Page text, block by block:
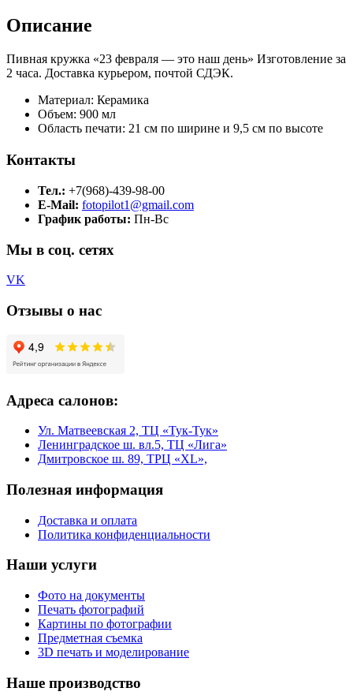
Описание
Пивная кружка «23 февраля — это наш день» Изготовление за
2 часа. Доставка курьером, почтой СДЭК.
Материал: Керамика
Объем: 900 мл
Область печати: 21 см по ширине и 9,5 см по высоте
Контакты
Тел.: +7(968)-439-98-00
E-Mail: fotopilot1@gmail.com
График работы: Пн-Вс
Мы в соц. сетях
VK
Отзывы о нас
Адреса салонов:
Ул. Матвеевская 2, ТЦ «Тук-Тук»
Ленинградское ш. вл.5, ТЦ «Лига»
Дмитровское ш. 89, ТРЦ «XL»,
Полезная информация
Доставка и оплата
Политика конфиденциальности
Наши услуги
Фото на документы
Печать фотографий
Картины по фотографии
Предметная съемка
3D печать и моделирование
Наше производство